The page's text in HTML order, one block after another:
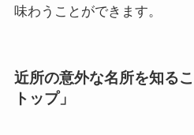
味わうことができます。
近所の意外な名所を知る
トップ」